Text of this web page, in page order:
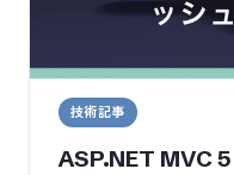
技術記事
ASP.NET MVC